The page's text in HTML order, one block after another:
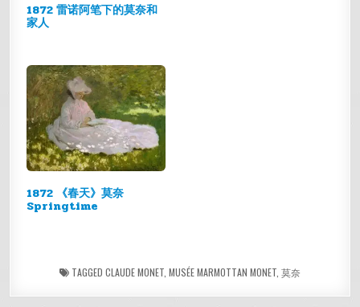
1872 雷诺阿笔下的莫奈和
家人
1872 《春天》莫奈
Springtime
TAGGED CLAUDE MONET MUSÉE MARMOTTAN MONET 莫奈